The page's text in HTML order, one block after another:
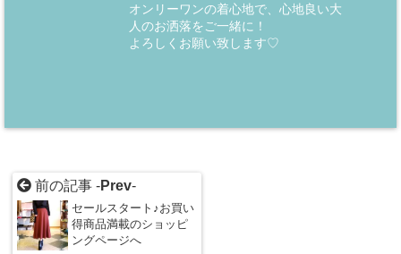
オンリーワンの着心地で、心地良い大
人のお洒落をご一緒に！
よろしくお願い致します♡
前の記事 -Prev-
セールスタート♪お買い
得商品満載のショッピ
ングページへ